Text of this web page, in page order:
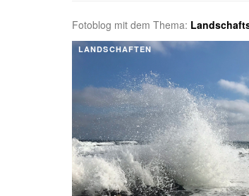
Fotoblog mit dem Thema:
LANDSCHAFTEN